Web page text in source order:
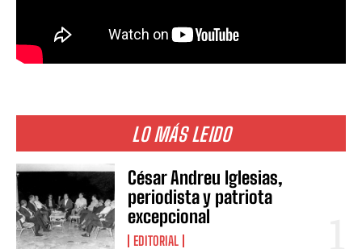
LO MÁS LEIDO
César Andreu Iglesias,
periodista y patriota
excepcional
EDITORIAL